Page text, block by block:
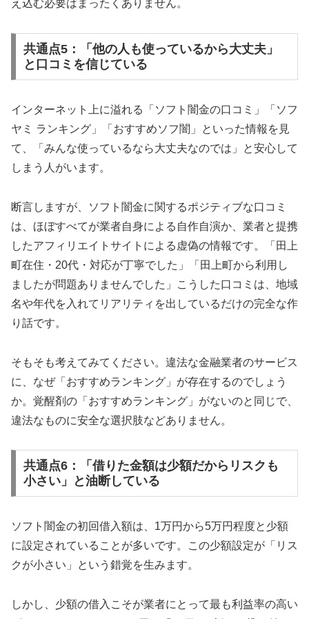
え込む必要はまったくありません。
共通点5：「他の人も使っているから大丈夫」
と口コミを信じている
インターネット上に溢れる「ソフト闇金の口コミ」「ソフ
ヤミ ランキング」「おすすめソフ闇」といった情報を見
て、「みんな使っているなら大丈夫なのでは」と安心して
しまう人がいます。
断言しますが、ソフト闇金に関するポジティブな口コミ
は、ほぼすべてが業者自身による自作自演か、業者と提携
したアフィリエイトサイトによる虚偽の情報です。「田上
町在住・20代・対応が丁寧でした」「田上町から利用し
ましたが問題ありませんでした」こうした口コミは、地域
名や年代を入れてリアリティを出しているだけの完全な作
り話です。
そもそも考えてみてください。違法な金融業者のサービス
に、なぜ「おすすめランキング」が存在するのでしょう
か。覚醒剤の「おすすめランキング」がないのと同じで、
違法なものに安全な選択肢などありません。
共通点6：「借りた金額は少額だからリスクも
小さい」と油断している
ソフト闇金の初回借入額は、1万円から5万円程度と少額
に設定されていることが多いです。この少額設定が「リス
クが小さい」という錯覚を生みます。
しかし、少額の借入こそが業者にとって最も利益率の高い